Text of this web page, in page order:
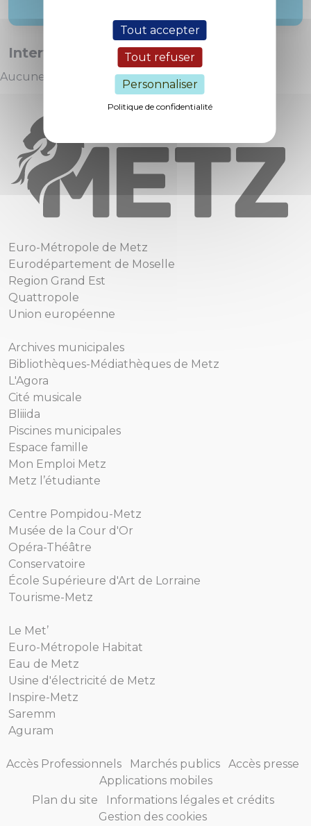
Tout accepter
Tout refuser
Personnaliser
Politique de confidentialité
Interventions :
Aucune intervention
Euro-Métropole de Metz
Eurodépartement de Moselle
Region Grand Est
Quattropole
Union européenne
Archives municipales
Bibliothèques-Médiathèques de Metz
L'Agora
Cité musicale
Bliiida
Piscines municipales
Espace famille
Mon Emploi Metz
Metz l’étudiante
Centre Pompidou-Metz
Musée de la Cour d'Or
Opéra-Théâtre
Conservatoire
École Supérieure d'Art de Lorraine
Tourisme-Metz
Le Met’
Euro-Métropole Habitat
Eau de Metz
Usine d'électricité de Metz
Inspire-Metz
Saremm
Aguram
Accès Professionnels Marchés publics
Accès presse
Applications mobiles
Plan du site
Informations légales et crédits
Gestion des cookies